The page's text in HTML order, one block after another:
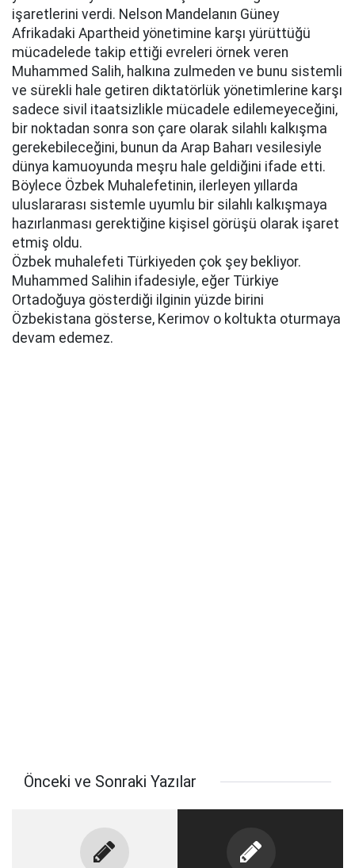
işaretlerini verdi. Nelson Mandelanın Güney
Afrikadaki Apartheid yönetimine karşı yürüttüğü
mücadelede takip ettiği evreleri örnek veren
Muhammed Salih, halkına zulmeden ve bunu sistemli
ve sürekli hale getiren diktatörlük yönetimlerine karşı
sadece sivil itaatsizlikle mücadele edilemeyeceğini,
bir noktadan sonra son çare olarak silahlı kalkışma
gerekebileceğini, bunun da Arap Baharı vesilesiyle
dünya kamuoyunda meşru hale geldiğini ifade etti.
Böylece Özbek Muhalefetinin, ilerleyen yıllarda
uluslararası sistemle uyumlu bir silahlı kalkışmaya
hazırlanması gerektiğine kişisel görüşü olarak işaret
etmiş oldu.
Özbek muhalefeti Türkiyeden çok şey bekliyor.
Muhammed Salihin ifadesiyle, eğer Türkiye
Ortadoğuya gösterdiği ilginin yüzde birini
Özbekistana gösterse, Kerimov o koltukta oturmaya
devam edemez.
Önceki ve Sonraki Yazılar